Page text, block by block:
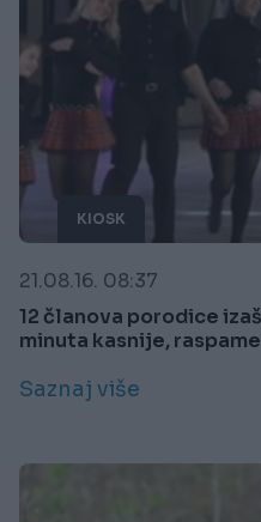
KIOSK
21.08.16. 08:37
12 članova porodice
minuta kasnije,
Saznaj više